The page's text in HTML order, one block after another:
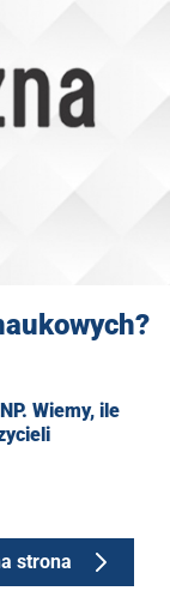
Wiemy, ile
strona